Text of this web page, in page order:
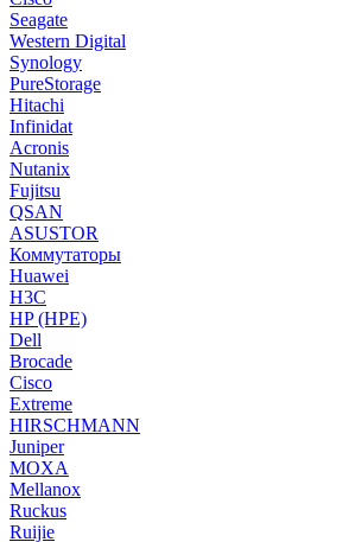
Seagate
Western Digital
Synology
PureStorage
Hitachi
Infinidat
Acronis
Nutanix
Fujitsu
QSAN
ASUSTOR
Коммутаторы
Huawei
H3C
HP (HPE)
Dell
Brocade
Cisco
Extreme
HIRSCHMANN
Juniper
MOXA
Mellanox
Ruckus
Ruijie